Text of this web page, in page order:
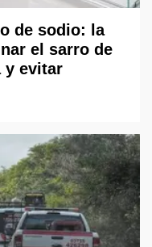
de sodio: la
el sarro de
y evitar